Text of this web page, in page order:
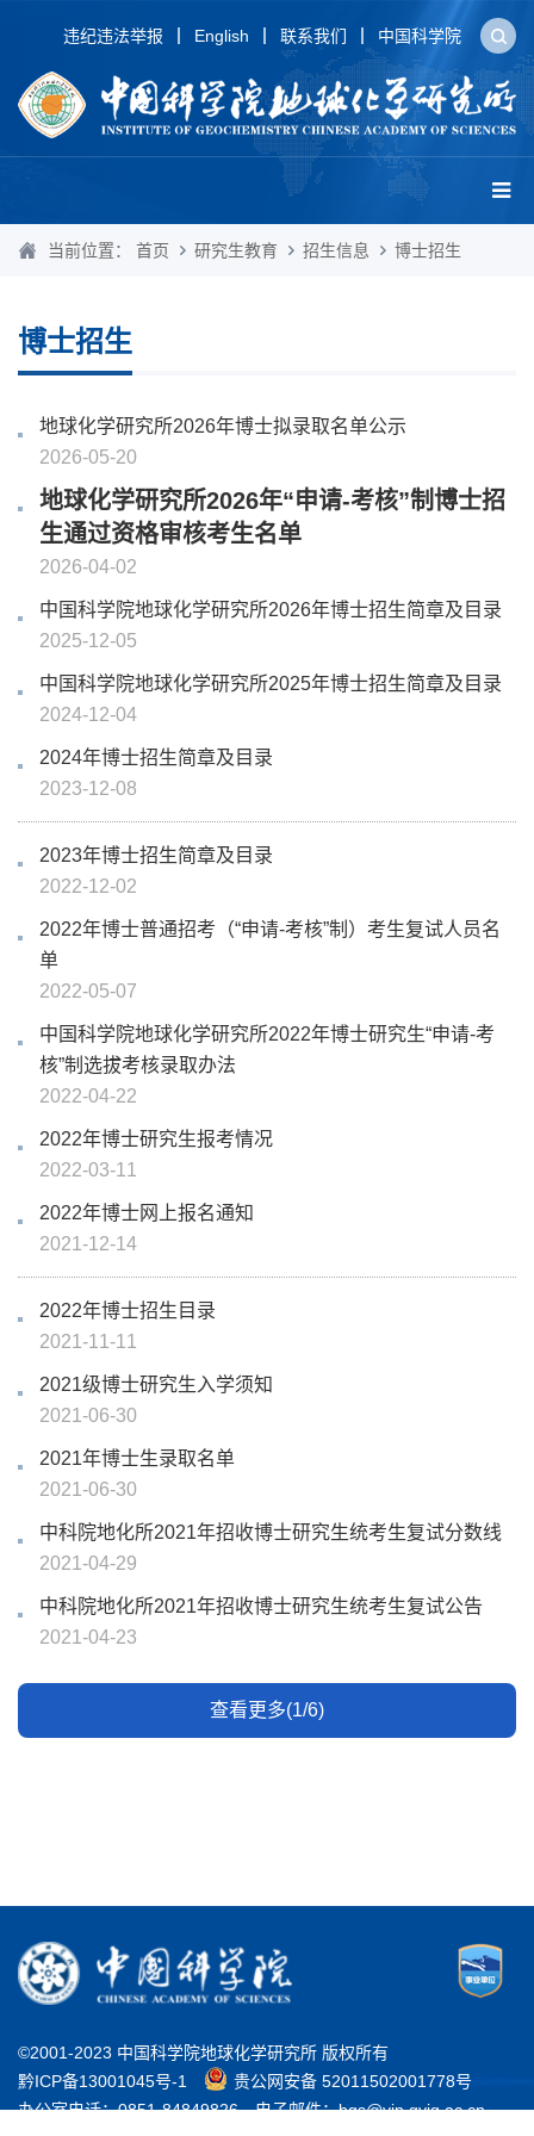
违纪违法举报 English 联系我们 中国科学院
当前位置： 首页 研究生教育 招生信息 博士招生
博士招生
地球化学研究所2026年博士拟录取名单公示
2026-05-20
地球化学研究所2026年“申请-考核”制博士招
生通过资格审核考生名单
2026-04-02
中国科学院地球化学研究所2026年博士招生简章及目录
2025-12-05
中国科学院地球化学研究所2025年博士招生简章及目录
2024-12-04
2024年博士招生简章及目录
2023-12-08
2023年博士招生简章及目录
2022-12-02
2022年博士普通招考（“申请-考核”制）考生复试人员名
单
2022-05-07
中国科学院地球化学研究所2022年博士研究生“申请-考
核”制选拔考核录取办法
2022-04-22
2022年博士研究生报考情况
2022-03-11
2022年博士网上报名通知
2021-12-14
2022年博士招生目录
2021-11-11
2021级博士研究生入学须知
2021-06-30
2021年博士生录取名单
2021-06-30
中科院地化所2021年招收博士研究生统考生复试分数线
2021-04-29
中科院地化所2021年招收博士研究生统考生复试公告
2021-04-23
查看更多(1/6)
©2001-2023 中国科学院地球化学研究所 版权所有
黔ICP备13001045号-1
贵公网安备 52011502001778号
办公室电话：0851-84849826
电子邮件：bgs@vip.gyig.ac.cn